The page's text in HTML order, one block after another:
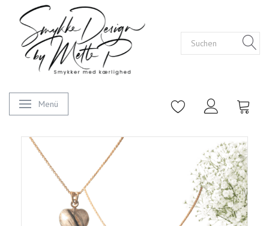
Anzeige ändern
Menü